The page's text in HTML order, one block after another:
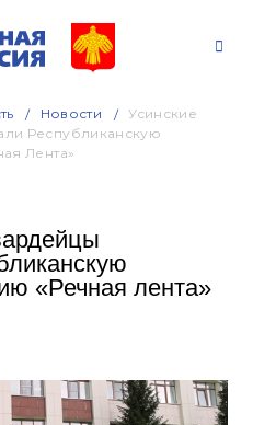
Новости
Усинские
Республиканскую
Лента»
«Речная лента»